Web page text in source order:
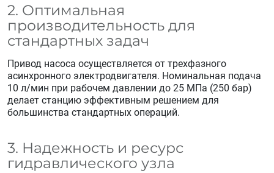
2. Оптимальная
производительность для
стандартных задач
Привод насоса осуществляется от трехфазного
асинхронного электродвигателя. Номинальная подача
10 л/мин при рабочем давлении до 25 МПа (250 бар)
делает станцию эффективным решением для
большинства стандартных операций.
3. Надежность и ресурс
гидравлического узла